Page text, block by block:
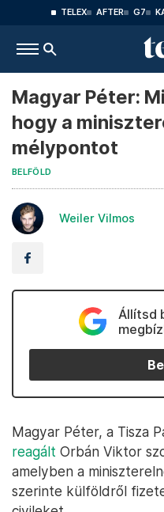
TELEX AFTER G7
Magyar Péter:
hogy a
mélypontot
BELFÖLD
Weiler Vilmos
Állítsd
Magyar Péter, a Tisza
reagált Orbán Viktor
amelyben a
szerinte külföldről